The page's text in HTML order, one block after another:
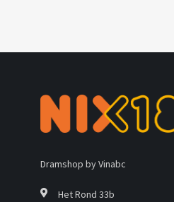
Dramshop by Vinabc
Het Rond 33b